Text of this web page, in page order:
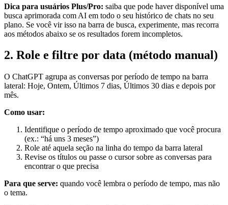
Dica para usuários Plus/Pro: saiba que pode haver disponível uma
busca aprimorada com AI em todo o seu histórico de chats no seu
plano. Se você vir isso na barra de busca, experimente, mas recorra
aos métodos abaixo se os resultados forem incompletos.
2. Role e filtre por data (método manual)
O ChatGPT agrupa as conversas por período de tempo na barra
lateral: Hoje, Ontem, Últimos 7 dias, Últimos 30 dias e depois por
mês.
Como usar:
Identifique o período de tempo aproximado que você procura
(ex.: “há uns 3 meses”)
Role até aquela seção na linha do tempo da barra lateral
Revise os títulos ou passe o cursor sobre as conversas para
encontrar o que precisa
Para que serve: quando você lembra o período de tempo, mas não
o tema.